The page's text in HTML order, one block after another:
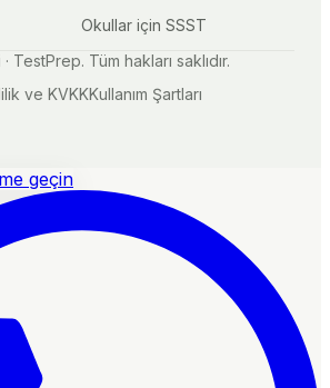
Okullar için SSST
TestPrep. Tüm hakları saklıdır.
ve KVKKKullanım Şartları
geçin